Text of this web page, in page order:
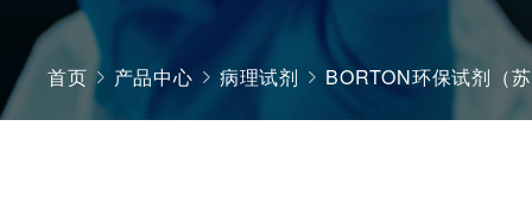
首页 产品中心 病理试剂 BORTON环保试剂（